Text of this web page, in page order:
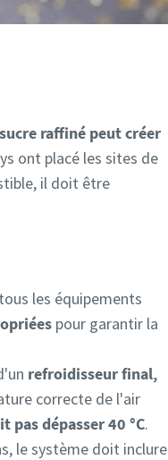
raffiné peut créer
ont placé les sites de
il doit être
les équipements
pour garantir la
refroidisseur final,
correcte de l'air
pas dépasser 40 °C.
le système doit inclure